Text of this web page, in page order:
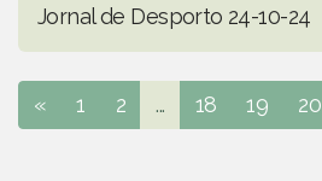
Jornal de Desporto 24-10-24
« 1 2 ... 18 19 20